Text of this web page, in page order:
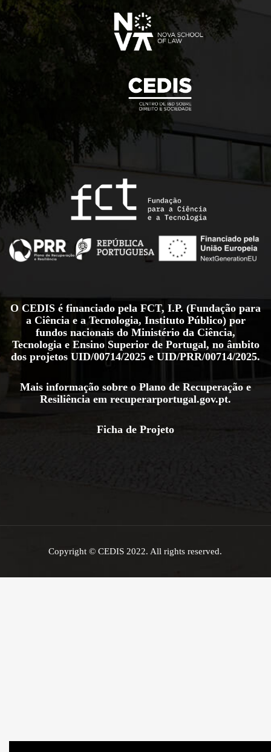
O CEDIS é financiado pela FCT, I.P. (Fundação para
a Ciência e a Tecnologia, Instituto Público) por
fundos nacionais do Ministério da Ciência,
Tecnologia e Ensino Superior de Portugal, no âmbito
dos projetos UID/00714/2025 e UID/PRR/00714/2025.
Mais informação sobre o Plano de Recuperação e
Resiliência em recuperarportugal.gov.pt.
Ficha de Projeto
Copyright © CEDIS 2022. All rights reserved.